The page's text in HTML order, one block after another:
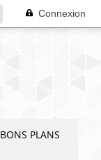
Connexion
BONS PLANS